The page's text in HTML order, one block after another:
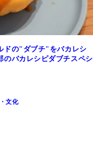
ドの"ダブチ"をバカレシ
のバカレシピダブチスペシ
文化